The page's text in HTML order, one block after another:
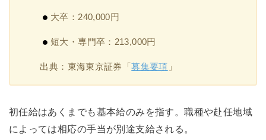
大卒：240,000円
短大・専門卒：213,000円
出典：東海東京証券「募集要項 」
初任給はあくまでも基本給のみを指す。職種や赴任地域
によっては相応の手当が別途支給される。